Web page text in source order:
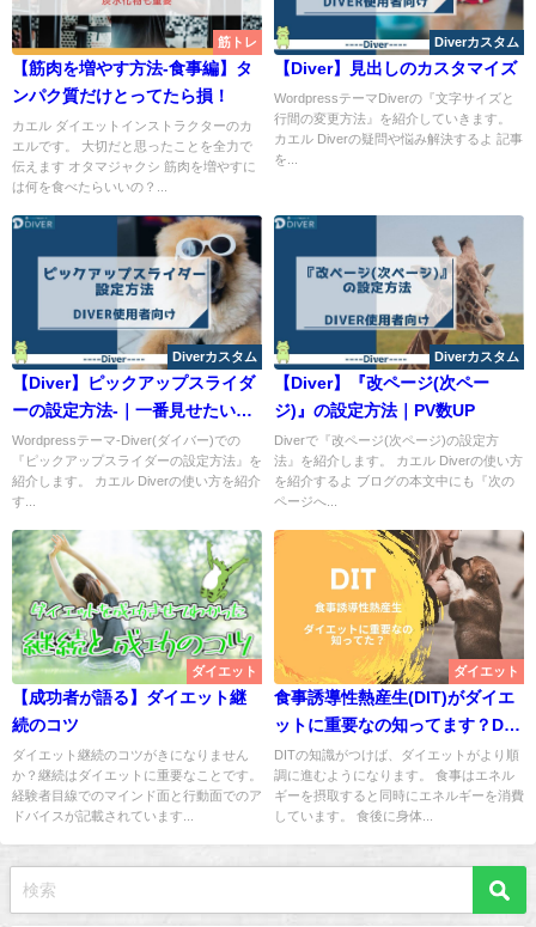
筋トレ
【筋肉を増やす方法-食事編】タ
ンパク質だけとってたら損！
カエル ダイエットインストラクターのカ
エルです。 大切だと思ったことを全力で
伝えます オタマジャクシ 筋肉を増やすに
は何を食べたらいいの？...
Diverカスタム
【Diver】見出しのカスタマイズ
WordpressテーマDiverの『文字サイズと
行間の変更方法』を紹介していきます。
カエル Diverの疑問や悩み解決するよ 記事
を...
Diverカスタム
【Diver】ピックアップスライダ
ーの設定方法-｜一番見せたい記
事を載せよう
Wordpressテーマ-Diver(ダイバー)での
『ピックアップスライダーの設定方法』を
紹介します。 カエル Diverの使い方を紹介
す...
Diverカスタム
【Diver】『改ページ(次ペー
ジ)』の設定方法｜PV数UP
Diverで『改ページ(次ページ)の設定方
法』を紹介します。 カエル Diverの使い方
を紹介するよ ブログの本文中にも『次の
ページへ...
ダイエット
【成功者が語る】ダイエット継
続のコツ
ダイエット継続のコツがきになりません
か？継続はダイエットに重要なことです。
経験者目線でのマインド面と行動面でのア
ドバイスが記載されています...
ダイエット
食事誘導性熱産生(DIT)がダイエ
ットに重要なの知ってます？DIT
とは
DITの知識がつけば、ダイエットがより順
調に進むようになります。 食事はエネル
ギーを摂取すると同時にエネルギーを消費
しています。 食後に身体...